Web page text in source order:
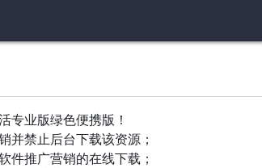
专业版绿色便携版！
并禁止后台下载该资源；
件推广营销的在线下载；